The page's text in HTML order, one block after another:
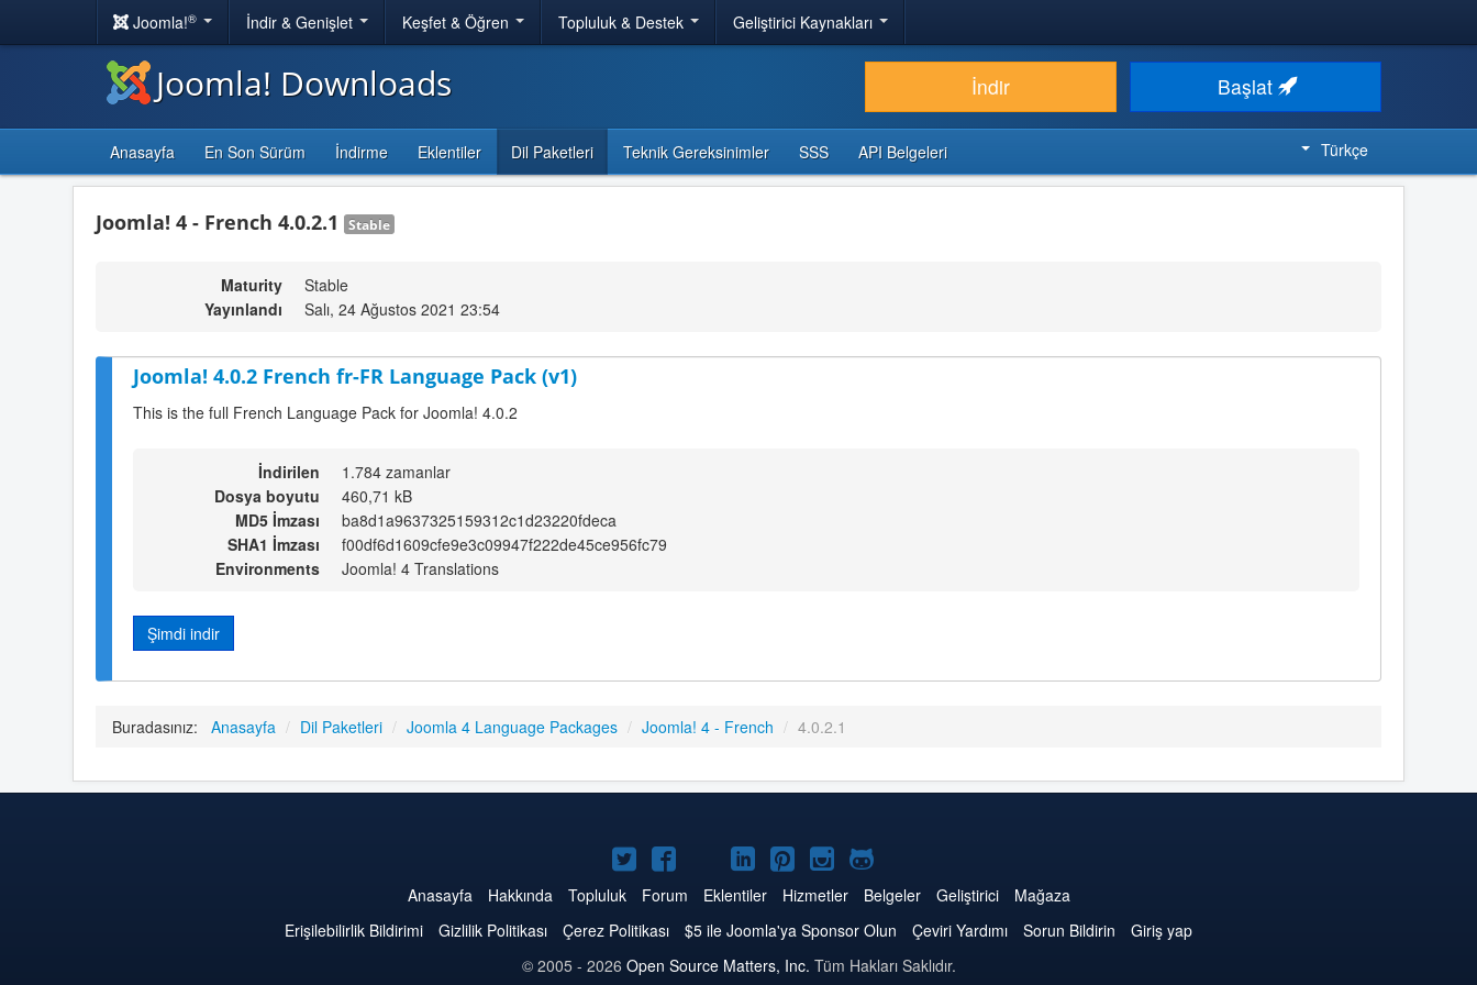
Joomla!® İndir & Genişlet Keşfet & Öğren Topluluk & Destek Geliştirici Kaynakları
Joomla! Downloads İndir Başlat
Anasayfa En Son Sürüm İndirme Eklentiler Dil Paketleri Teknik Gereksinimler SSS API Belgeleri Türkçe
Joomla! 4 - French 4.0.2.1 Stable
Maturity
Stable
Yayınlandı
Salı, 24 Ağustos 2021 23:54
Joomla! 4.0.2 French fr-FR Language Pack (v1)
This is the full French Language Pack for Joomla! 4.0.2
İndirilen
1.784 zamanlar
Dosya boyutu
460,71 kB
MD5 İmzası
ba8d1a9637325159312c1d23220fdeca
SHA1 İmzası
f00df6d1609cfe9e3c09947f222de45ce956fc79
Environments
Joomla! 4 Translations
Şimdi indir
Buradasınız: Anasayfa / Dil Paketleri / Joomla 4 Language Packages / Joomla! 4 - French / 4.0.2.1
Twitter'da
Joomla
Facebook'da
Joomla
YouTube'da
Joomla
LinkedIn'de
Joomla
Pinterest'de
Joomla
Instagram'da
Joomla
GitHub'da
Joomla
Anasayfa Hakkında Topluluk Forum Eklentiler Hizmetler Belgeler Geliştirici
Mağaza
Erişilebilirlik Bildirimi
Gizlilik Politikası Çerez Politikası $5 ile Joomla'ya Sponsor Olun Çeviri Yardımı Sorun Bildirin
Giriş yap
© 2005 - 2026 Open Source Matters, Inc. Tüm Hakları Saklıdır.